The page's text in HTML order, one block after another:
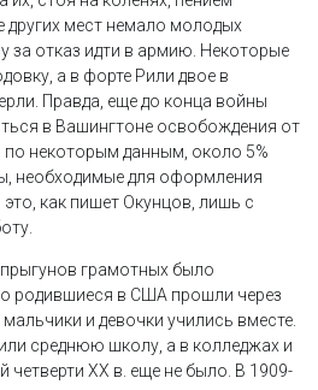
других мест немало молодых
за отказ идти в армию. Некоторые
а в форте Рили двое в
Правда, еще до конца войны
в Вашингтоне освобождения от
некоторым данным, около 5%
необходимые для оформления
как пишет Окунцов, лишь с
грамотных было
родившиеся в США прошли через
и девочки учились вместе.
среднюю школу, а в колледжах и
четверти XX в. еще не было. В 1909-